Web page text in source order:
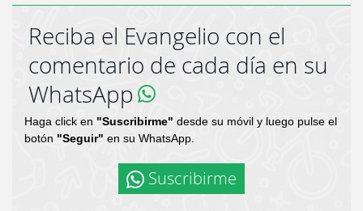
Reciba el Evangelio con el
comentario de cada día en su
WhatsApp
Haga click en "Suscribirme" desde su móvil y luego pulse el
botón "Seguir" en su WhatsApp.
Suscribirme